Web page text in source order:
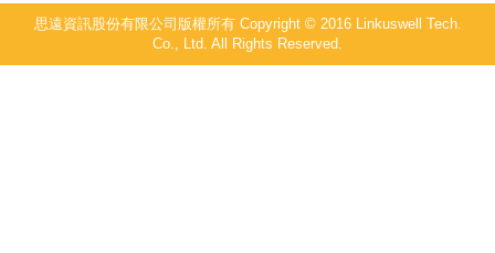
思遠資訊股份有限公司版權所有 Copyright © 2016 Linkuswell Tech.
Co., Ltd. All Rights Reserved.